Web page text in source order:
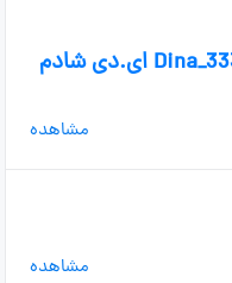
بیاین به چتیممم🎀❤️‍🩹 @Dina_333_7 ای.دی شادم
مشاهده
مشاهده